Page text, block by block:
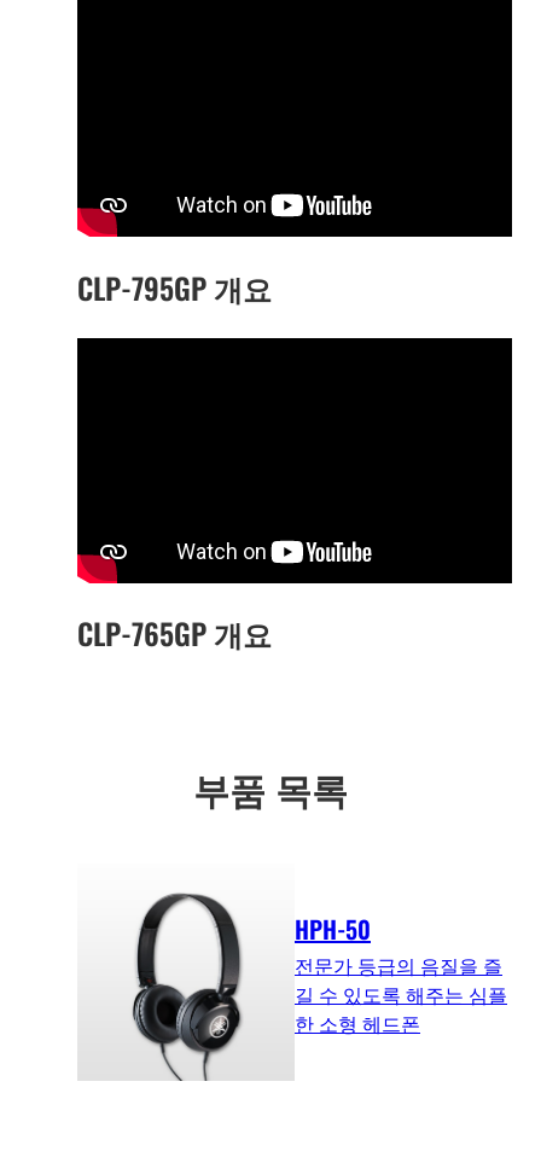
CLP-795GP 개요
CLP-765GP 개요
부품 목록
HPH-50
전문가 등급의 음질을 즐
길 수 있도록 해주는 심플
한 소형 헤드폰